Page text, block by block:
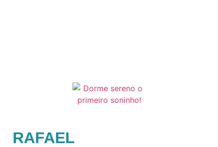
RAFAEL